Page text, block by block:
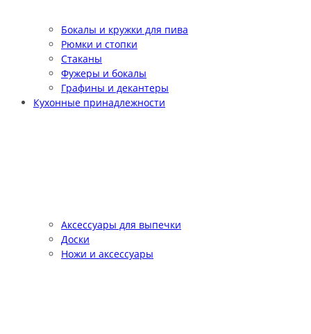
Бокалы и кружки для пива
Рюмки и стопки
Стаканы
Фужеры и бокалы
Графины и декантеры
Кухонные принадлежности
Аксессуары для выпечки
Доски
Ножи и аксессуары